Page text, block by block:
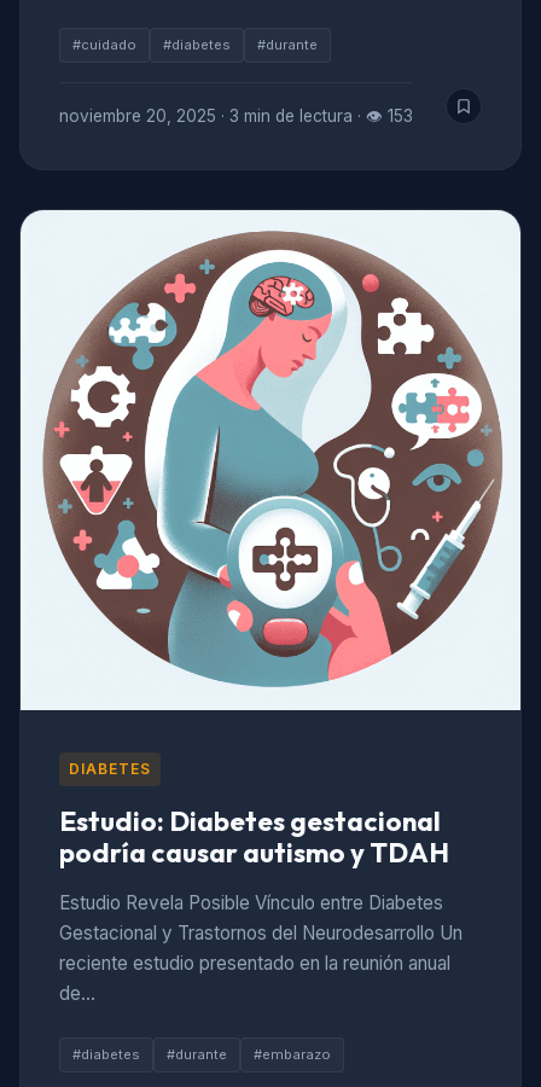
#cuidado #diabetes #durante
noviembre 20, 2025 · 3 min de lectura · 👁 153
DIABETES
Estudio: Diabetes gestacional
podría causar autismo y TDAH
Estudio Revela Posible Vínculo entre Diabetes
Gestacional y Trastornos del Neurodesarrollo Un
reciente estudio presentado en la reunión anual
de…
#diabetes #durante #embarazo